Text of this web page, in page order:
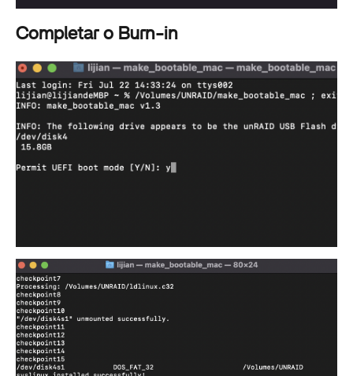
Completar o Burn-in